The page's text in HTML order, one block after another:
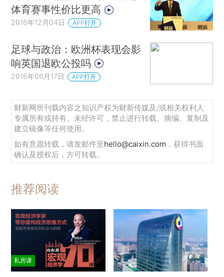
体育赛事性价比更高
2016年12月04日 APP打开
足球与政治：欧洲杯表现会影
响英国退欧公投吗
2016年06月17日 APP打开
财新网所刊载内容之知识产权为财新传媒及/或相关权利人
专属所有或持有。未经许可，禁止进行转载、摘编、复制及
建立镜像等任何使用。
如有意愿转载，请发邮件至hello@caixin.com ，获得书面
确认及授权后，方可转载。
推荐阅读
私房课